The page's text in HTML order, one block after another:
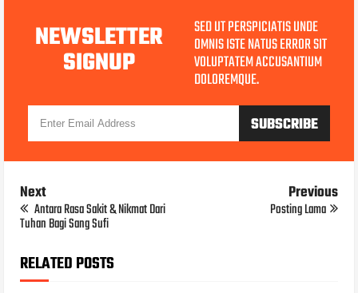
NEWSLETTER
SIGNUP
SED UT PERSPICIATIS UNDE
OMNIS ISTE NATUS ERROR SIT
VOLUPTATEM ACCUSANTIUM
DOLOREMQUE.
Next
Antara Rasa Sakit & Nikmat Dari
Tuhan Bagi Sang Sufi
Previous
Posting Lama
RELATED POSTS